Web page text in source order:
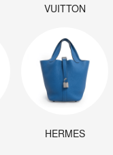
VUITTON
HERMES